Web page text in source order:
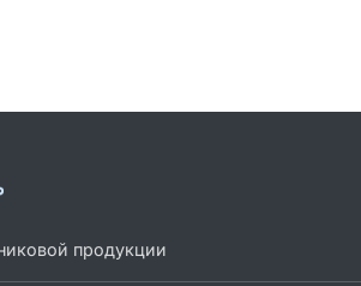
продукции